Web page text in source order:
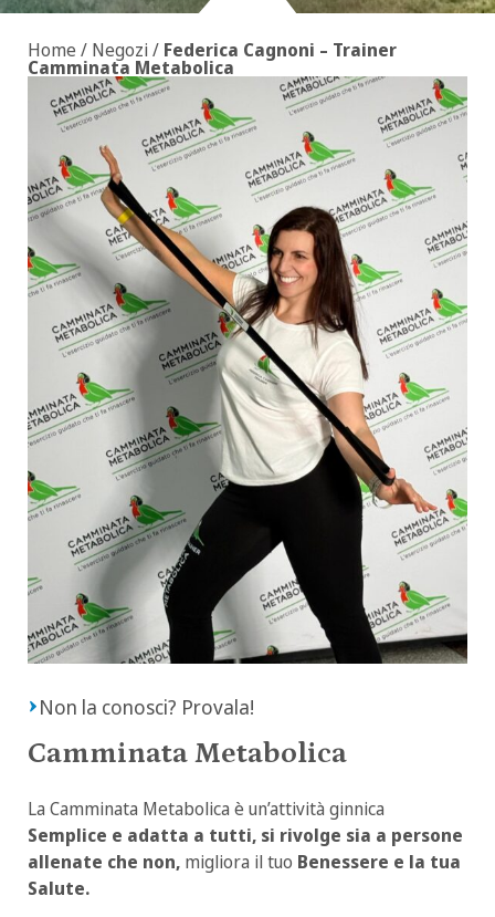
Home / Negozi/ Federica Cagnoni – Trainer
Camminata Metabolica
Non la conosci? Provala!
Camminata Metabolica
La Camminata Metabolica è un’attività ginnica
Semplice e adatta a tutti, si rivolge sia a persone
allenate che non, migliora il tuo Benessere e la tua
Salute.